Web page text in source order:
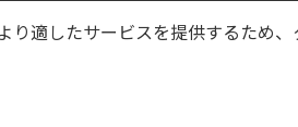
適したサービスを提供するため、